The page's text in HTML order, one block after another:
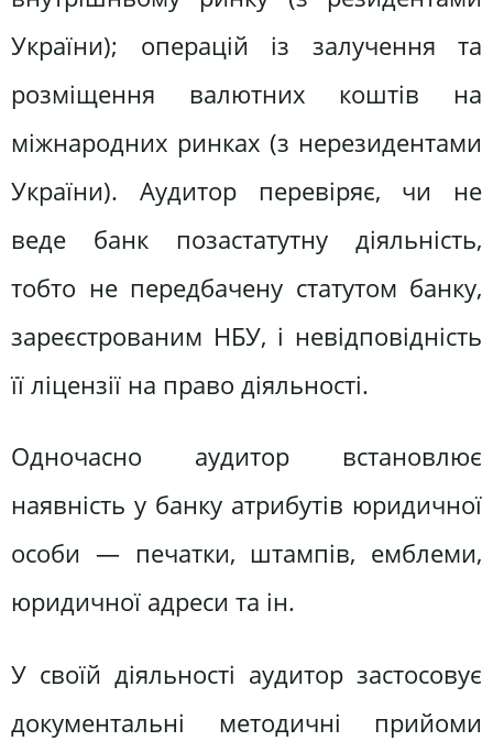
України); операцій із залучення та
розміщення валютних коштів на
міжнародних ринках (з нерезидентами
України). Аудитор перевіряє, чи не
веде банк позастатутну діяльність,
тобто не передбачену статутом банку,
зареєстрованим НБУ, і невідповідність
її ліцензії на право діяльності.
Одночасно аудитор встановлює
наявність у банку атрибутів юридичної
особи — печатки, штампів, емблеми,
юридичної адреси та ін.
У своїй діяльності аудитор застосовує
документальні методичні прийоми